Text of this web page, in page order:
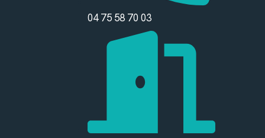
04 75 58 70 03